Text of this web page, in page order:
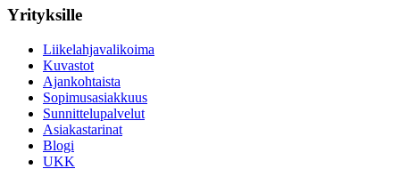
Yrityksille
Liikelahjavalikoima
Kuvastot
Ajankohtaista
Sopimusasiakkuus
Sunnittelupalvelut
Asiakastarinat
Blogi
UKK